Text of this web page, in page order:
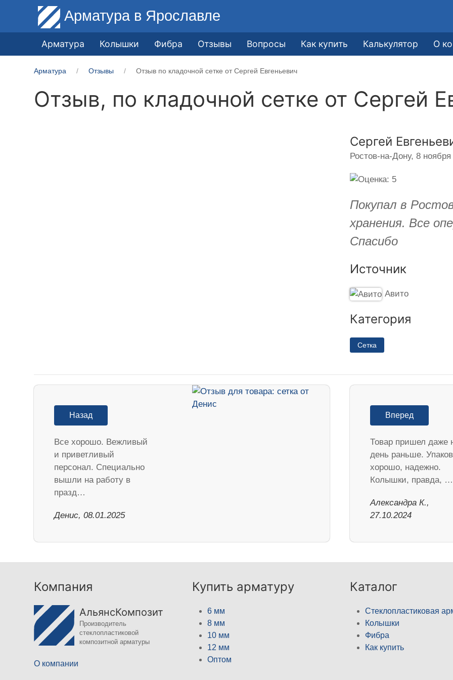
Арматура в Ярославле
Арматура Колышки Фибра Отзывы Вопросы Как купить Калькулятор О
Арматура Отзывы Отзыв по кладочной сетке от Сергей Евгеньевич
Отзыв, по кладочной сетке от Сергей
Сергей
Ростов-на-Дону, 8 ноября
Покупал в
хранения. Все
Спасибо
Источник
Авито
Категория
Сетка
Назад
Все хорошо. Вежливый
и приветливый
персонал. Специально
вышли на работу в
празд…
Денис, 08.01.2025
Вперед
Товар пришел даже
день раньше.
хорошо, надежно.
Колышки, правда, …
Александра К.,
27.10.2024
Компания
АльянсКомпозит
Производитель
стеклопластиковой
композитной арматуры
О компании
Купить арматуру
6 мм
8 мм
10 мм
12 мм
Оптом
Каталог
Стеклопластиковая
Колышки
Фибра
Как купить